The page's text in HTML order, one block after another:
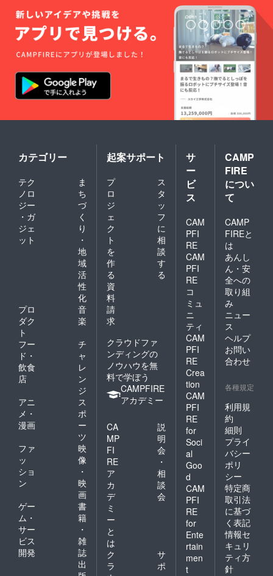
などを
ご記入
くださ
い）出
来ま
す。
カテゴリー
テク
ノロ
ジー
・ガ
ジェ
ット
ま
ち
づ
く
り
・
地
域
活
性
化
プロ
ダク
ト
音
楽
フー
ド・
飲食
店
チ
ャ
レ
ン
ジ
アニ
メ・
漫画
ス
ポ
ー
ツ
ファ
ッ
ショ
ン
映
像
・
映
画
ゲー
ム・
サー
ビス
開発
書
籍
・
雑
誌
出
起案サポート
プ
ロ
ジ
ェ
ク
ト
を
作
る
ス
タ
ッ
フ
に
相
談
す
る
資
料
請
求
クラウドファ
ンディングの
ノウハウを無
料で学ぼう
CAMPFIRE
アカデミー
CA
MP
FI
RE
ア
カ
デ
ミ
ー
と
は
説
明
会
・
相
談
会
ク
ラ
サ
ポ
サ
ー
ビ
ス
CAM
PFI
RE
CAM
PFI
RE
コ
ミュ
ニ
ティ
CAM
PFI
RE
Crea
tion
CAM
PFI
RE
for
Soci
al
Goo
d
CAM
PFI
RE
for
Ente
rtain
men
t
CAMP
FIRE
につい
て
CAMP
FIREと
は
あんし
ん・安
全への
取り組
み
ニュー
ス
ヘルプ
お問い
合わせ
各種規定
利用規
約
細則
プライ
バシー
ポリ
シー
特定商
取引法
に基づ
く表記
情報セ
キュリ
ティ方
針